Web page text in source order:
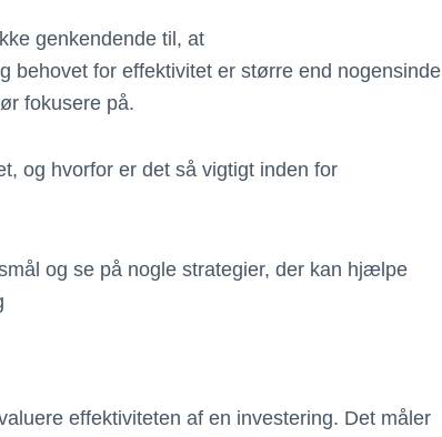
genkendende til, at
behovet for effektivitet er større end nogensinde
fokusere på.
og hvorfor er det så vigtigt inden for
og se på nogle strategier, der kan hjælpe
effektiviteten af en investering. Det måler